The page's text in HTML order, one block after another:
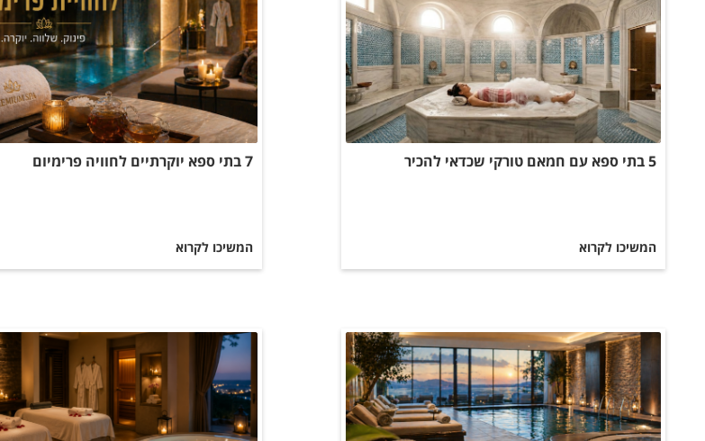
5 בתי ספא עם חמאם טורקי שכדאי להכיר
המשיכו לקרוא
7 בתי ספא יוקרתיים לחוויה פרימיום
המשיכו לקרוא